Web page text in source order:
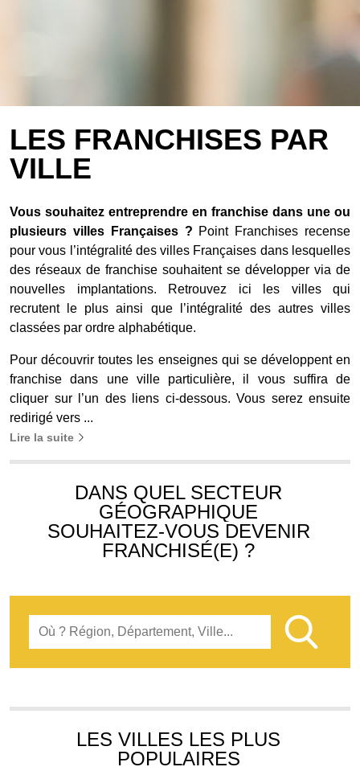
LES FRANCHISES PAR
VILLE
Vous souhaitez entreprendre en franchise dans une ou
plusieurs villes Françaises ? Point Franchises recense
pour vous l’intégralité des villes Françaises dans lesquelles
des réseaux de franchise souhaitent se développer via de
nouvelles implantations. Retrouvez ici les villes qui
recrutent le plus ainsi que l’intégralité des autres villes
classées par ordre alphabétique.
Pour découvrir toutes les enseignes qui se développent en
franchise dans une ville particulière, il vous suffira de
cliquer sur l’un des liens ci-dessous. Vous serez ensuite
redirigé vers ...
Lire la suite
DANS QUEL SECTEUR
GÉOGRAPHIQUE
SOUHAITEZ-VOUS DEVENIR
FRANCHISÉ(E) ?
LES VILLES LES PLUS
POPULAIRES